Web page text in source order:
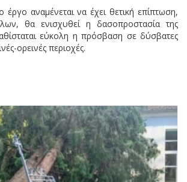
έργο αναμένεται να έχει θετική επίπτωση,
θα ενισχυθεί η δασοπροστασία της
εύκολη η πρόσβαση σε δύσβατες
ορεινές περιοχές.